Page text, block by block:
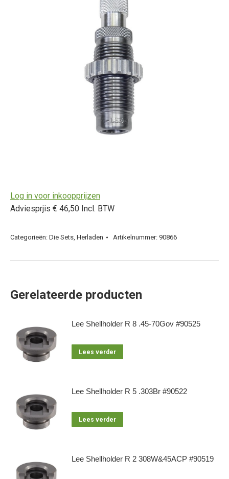
Log in voor inkoopprijzen
Adviesprjis € 46,50 Incl. BTW
Categorieën: Die Sets, Herladen Artikelnummer: 90866
Gerelateerde producten
Lee Shellholder R 8 .45-70Gov #90525
Lees verder
Lee Shellholder R 5 .303Br #90522
Lees verder
Lee Shellholder R 2 308W&45ACP #90519